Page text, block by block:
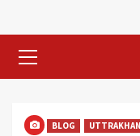
Menu
BLOG